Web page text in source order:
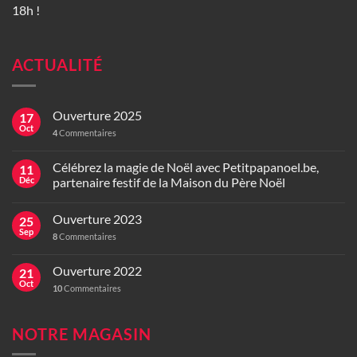
18h !
ACTUALITÉ
17
Oct
Ouverture 2025
4Commentaires
11
Déc
Célébrez la magie de Noël avec Petitpapanoel.be,
partenaire festif de la Maison du Père Noël
25
Sep
Ouverture 2023
8Commentaires
21
Oct
Ouverture 2022
10Commentaires
NOTRE MAGASIN